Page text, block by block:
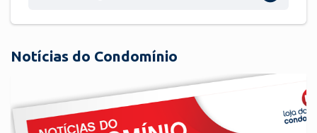
Notícias do Condomínio